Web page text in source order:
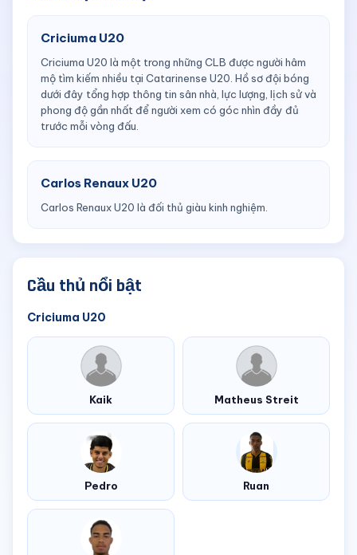
Criciuma U20
Criciuma U20 là một trong những CLB được người hâm
mộ tìm kiếm nhiều tại Catarinense U20. Hồ sơ đội bóng
dưới đây tổng hợp thông tin sân nhà, lực lượng, lịch sử và
phong độ gần nhất để người xem có góc nhìn đầy đủ
trước mỗi vòng đấu.
Carlos Renaux U20
Carlos Renaux U20 là đối thủ giàu kinh nghiệm.
Cầu thủ nổi bật
Criciuma U20
Kaik Matheus Streit
Pedro Ruan